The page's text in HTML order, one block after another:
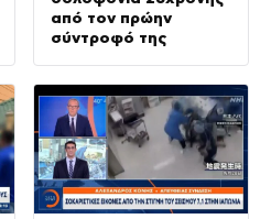
από τον πρώην
σύντροφό της